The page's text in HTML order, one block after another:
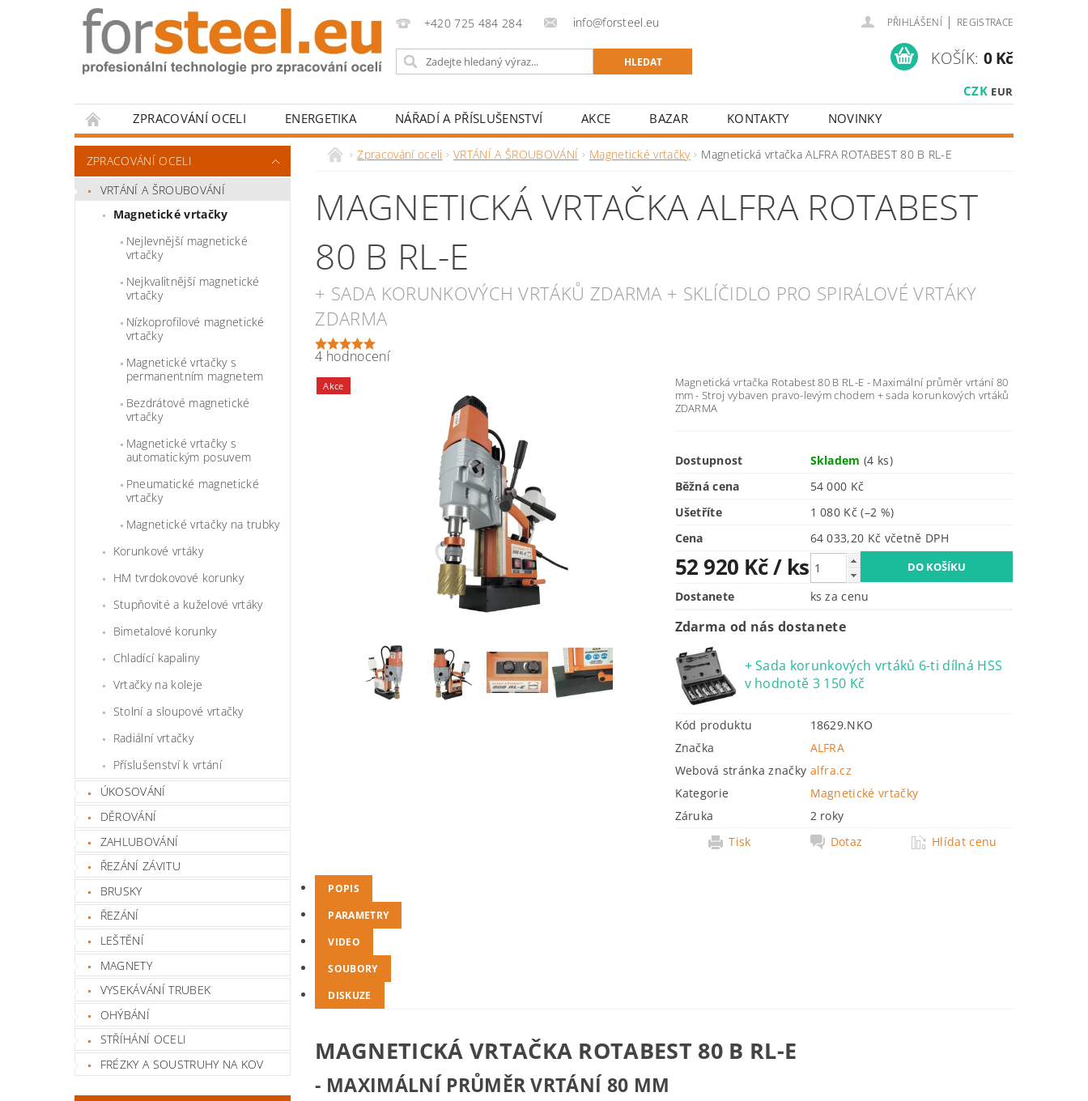
+420 725 484 284 info@forsteel.eu PŘIHLÁŠENÍ | REGISTRACE
CZK EUR
KOŠÍK: 0 Kč
ZPRACOVÁNÍ OCELI ENERGETIKA NÁŘADÍ A PŘÍSLUŠENSTVÍ AKCE BAZAR KONTAKTY
NOVINKY
HODNOCENÍ OBCHODU
ZPRACOVÁNÍ OCELI
VRTÁNÍ A ŠROUBOVÁNÍ
Magnetické vrtačky
Nejlevnější magnetické
vrtačky
Nejkvalitnější magnetické
vrtačky
Nízkoprofilové magnetické
vrtačky
Magnetické vrtačky s
permanentním magnetem
Bezdrátové magnetické
vrtačky
Magnetické vrtačky s
automatickým posuvem
Pneumatické magnetické
vrtačky
Magnetické vrtačky na trubky
Korunkové vrtáky
HM tvrdokovové korunky
Stupňovité a kuželové vrtáky
Bimetalové korunky
Chladící kapaliny
Vrtačky na koleje
Stolní a sloupové vrtačky
Radiální vrtačky
Příslušenství k vrtání
ÚKOSOVÁNÍ
DĚROVÁNÍ
ZAHLUBOVÁNÍ
ŘEZÁNÍ ZÁVITU
BRUSKY
ŘEZÁNÍ
LEŠTĚNÍ
MAGNETY
VYSEKÁVÁNÍ TRUBEK
OHÝBÁNÍ
STŘÍHÁNÍ OCELI
FRÉZKY A SOUSTRUHY NA KOV
Zpracování oceli VRTÁNÍ A ŠROUBOVÁNÍ Magnetické vrtačky Magnetická vrtačka ALFRA ROTABEST 80 B RL-E
MAGNETICKÁ VRTAČKA ALFRA ROTABEST
80 B RL-E
+ SADA KORUNKOVÝCH VRTÁKŮ ZDARMA + SKLÍČIDLO PRO SPIRÁLOVÉ VRTÁKY
ZDARMA
4 hodnocení
Akce
Magnetická vrtačka Rotabest 80 B RL-E - Maximální průměr vrtání 80
mm - Stroj vybaven pravo-levým chodem + sada korunkových vrtáků
ZDARMA
Dostupnost Skladem(4 ks)
Běžná cena
54 000 Kč
Ušetříte
1 080 Kč(–2 %)
Cena
64 033,20 Kč včetně DPH
52 920 Kč/ ks
Dostanete ks za cenu
Zdarma od nás dostanete
+ Sada korunkových vrtáků 6-ti dílná HSS
v hodnotě 3 150 Kč
Kód produktu
18629.NKO
Značka
ALFRA
Webová stránka značky alfra.cz
Kategorie
Magnetické vrtačky
Záruka
2 roky
Tisk
Dotaz Hlídat cenu
POPIS
PARAMETRY
VIDEO
SOUBORY
DISKUZE
MAGNETICKÁ VRTAČKA ROTABEST 80 B RL-E
- MAXIMÁLNÍ PRŮMĚR VRTÁNÍ 80 MM